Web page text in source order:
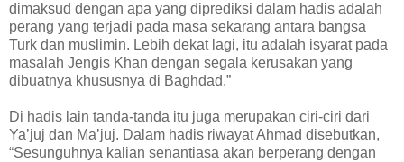
dimaksud dengan apa yang diprediksi dalam hadis adalah
perang yang terjadi pada masa sekarang antara bangsa
Turk dan muslimin. Lebih dekat lagi, itu adalah isyarat pada
masalah Jengis Khan dengan segala kerusakan yang
dibuatnya khususnya di Baghdad.”
Di hadis lain tanda-tanda itu juga merupakan ciri-ciri dari
Ya’juj dan Ma’juj. Dalam hadis riwayat Ahmad disebutkan,
“Sesunguhnya kalian senantiasa akan berperang dengan